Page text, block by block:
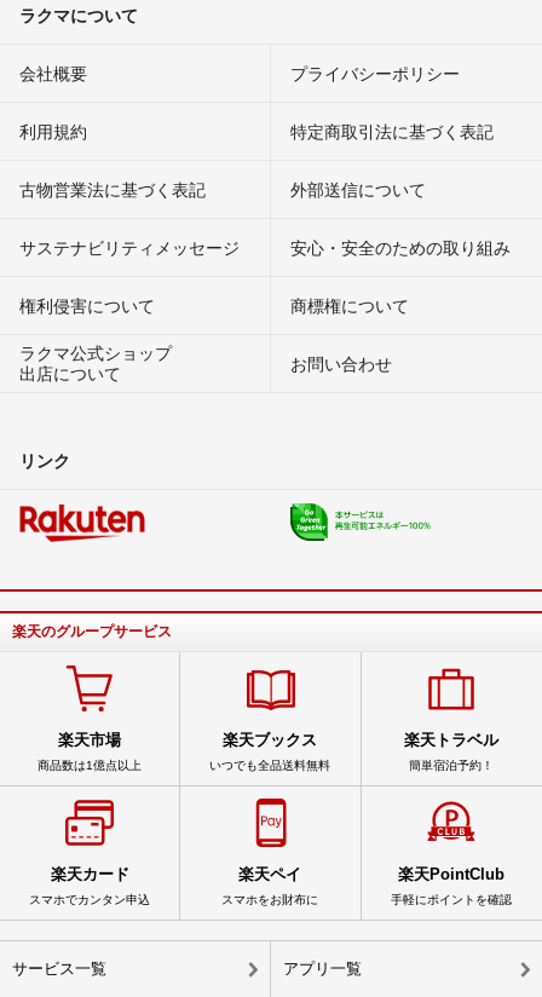
ラクマについて
会社概要 プライバシーポリシー
利用規約 特定商取引法に基づく表記
古物営業法に基づく表記 外部送信について
サステナビリティメッセージ 安心・安全のための取り組み
権利侵害について
商標権について
ラクマ公式ショップ
出店について
お問い合わせ
リンク
楽天のグループサービス
楽天市場
商品数は1億点以上
楽天ブックス
いつでも全品送料無料
楽天トラベル
簡単宿泊予約！
楽天カード
スマホでカンタン申込
楽天ペイ
スマホをお財布に
楽天PointClub
手軽にポイントを確認
サービス一覧 アプリ一覧